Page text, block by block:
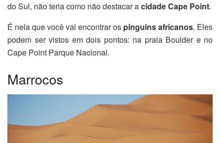
do Sul, não teria como não destacar acidade Cape Point.
É nela que você vai encontrar os pinguins africanos. Eles
podem ser vistos em dois pontos: na praia Boulder e no
Cape Point Parque Nacional.
Marrocos